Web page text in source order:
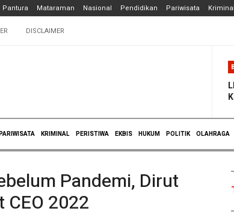
Pantura Mataraman Nasional Pendidikan Pariwisata Kriminal
DISCLAIMER
KRIMINAL PERISTIWA EKBIS HUKUM POLITIK OLAHRAGA
Pandemi, Dirut
CEO 2022